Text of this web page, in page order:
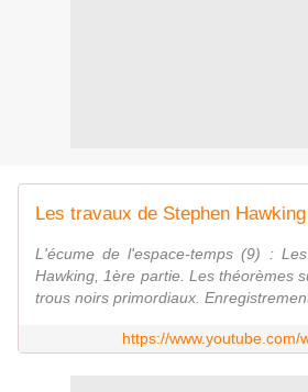
L'écume de l'espace-temps (9) :
Hawking, 1ère partie. Les théorèmes
trous noirs primordiaux. Enregistrement
https://www.youtube.com/